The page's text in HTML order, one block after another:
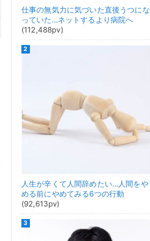
仕事の無気力に気づいた直後うつにな
っていた…ネットするより病院へ
(112,488pv)
人生が辛くて人間辞めたい…人間をや
める前にやめてみる6つの行動
(92,613pv)